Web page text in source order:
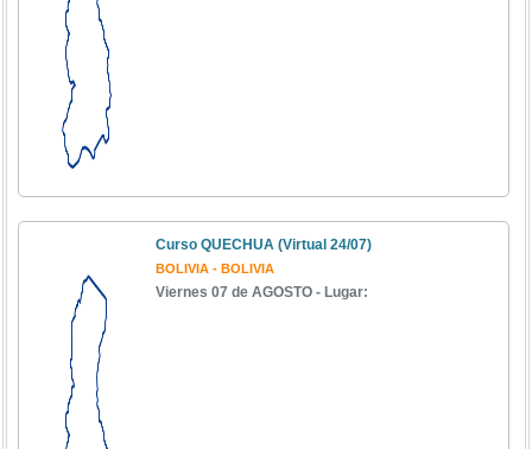
Curso QUECHUA (Virtual 24/07)
BOLIVIA - BOLIVIA
Viernes 07 de AGOSTO - Lugar: